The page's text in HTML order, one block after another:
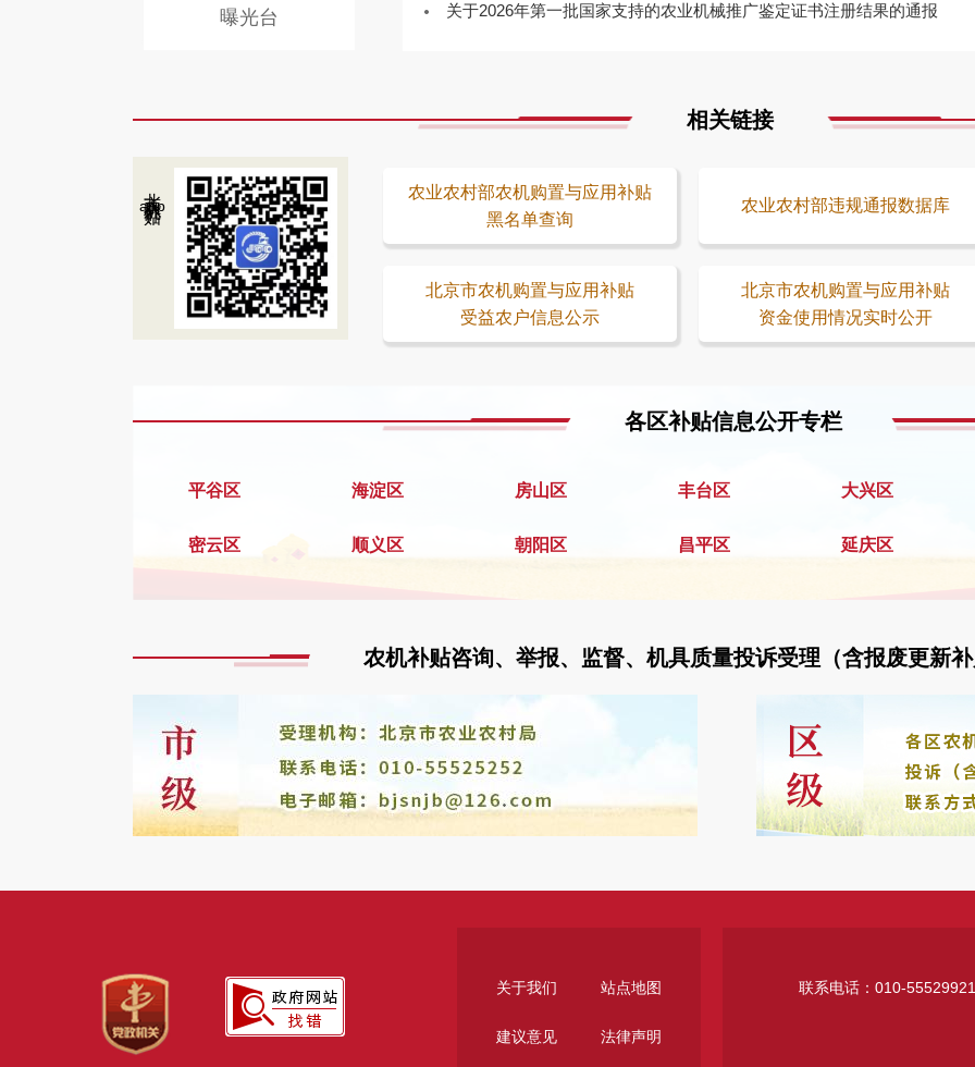
曝光台 关于2026年第一批国家支持的农业机械推广鉴定证书注册结果的通报
相关链接
北京农机补贴
app
农业农村部农机购置与应用补贴
黑名单查询
农业农村部违规通报数据库
北京市农机购置与应用补贴
受益农户信息公示
北京市农机购置与应用补贴
资金使用情况实时公开
各区补贴信息公开专栏
平谷区 海淀区 房山区 丰台区 大兴区
密云区 顺义区 朝阳区 昌平区 延庆区
农机补贴咨询、举报、监督、机具质量投诉受理（含报废更新
关于我们 站点地图
建议意见 法律声明
联系电话：010-55529921